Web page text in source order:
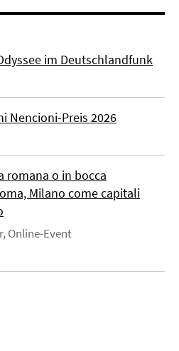
im Deutschlandfunk
Nencioni-Preis 2026
romana o in bocca
Milano come capitali
Online-Event